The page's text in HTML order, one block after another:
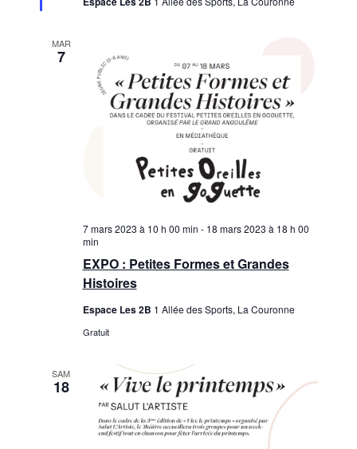
MAR
7
EXPO : Petites Formes et Grandes
Histoires
7 mars 2023 à 10 h 00 min - 18 mars 2023 à 18 h 00
min
Espace Les 2B 1 Allée des Sports, La Couronne
Gratuit
SAM
18